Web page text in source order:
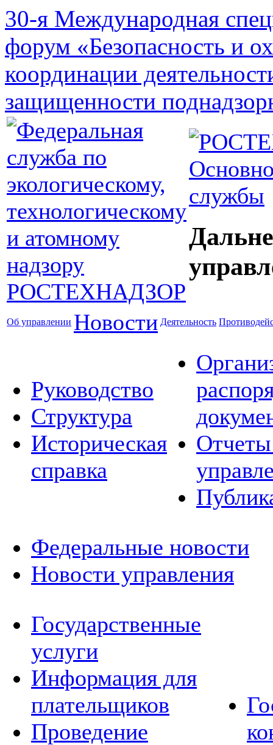
30-я Международная
форум «Безопасность и
координации
защищенности
службы
Об управлении Новости Деятельность
Руководство
Структура
Историческая
справка
Отчеты
Федеральные новости
Новости управления
Государственные
услуги
Информация для
плательщиков
Проведение